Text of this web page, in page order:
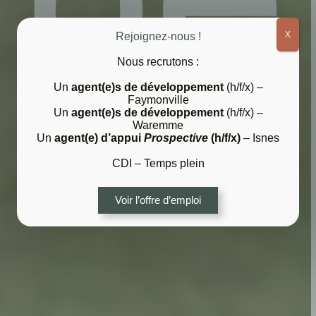
Rejoignez-nous !
Nous recrutons :
Un agent(e)s de développement(h/f/x) –
Faymonville
Un agent(e)s de développement(h/f/x) –
Waremme
Un agent(e) d’appui Prospective (h/f/x) – Isnes
CDI – Temps plein
Voir l’offre d’emploi
X